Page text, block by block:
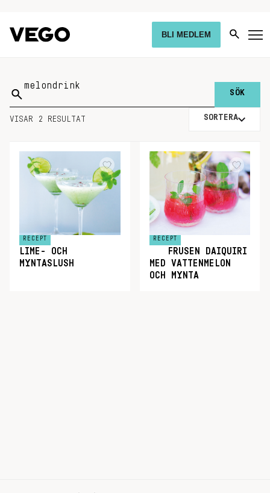
BLI MEDLEM
Sök
på:
VISAR 2 RESULTAT SORTERA
RECEPT
LIME- OCH
MYNTASLUSH
RECEPT
FRUSEN DAIQUIRI
MED VATTENMELON
OCH MYNTA